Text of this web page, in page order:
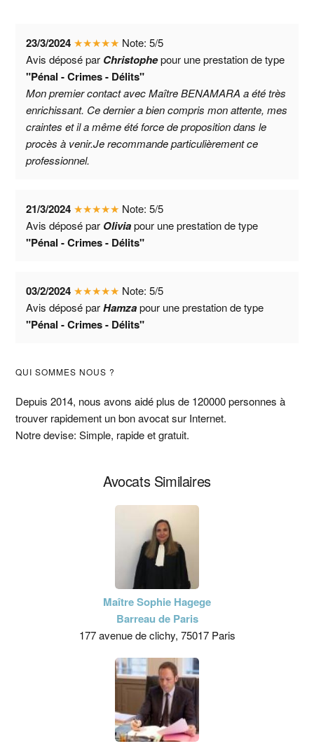
23/3/2024 ★★★★★ Note:5/5
Avis déposé par Christophepour une prestation de type
"Pénal - Crimes - Délits"
Mon premier contact avec Maître BENAMARA a été très
enrichissant. Ce dernier a bien compris mon attente, mes
craintes et il a même été force de proposition dans le
procès à venir.Je recommande particulièrement ce
professionnel.
21/3/2024 ★★★★★ Note:5/5
Avis déposé par Oliviapour une prestation de type
"Pénal - Crimes - Délits"
03/2/2024 ★★★★★ Note:5/5
Avis déposé parHamzapour une prestation de type
"Pénal - Crimes - Délits"
Barre
latérale
principale
QUI SOMMES NOUS ?
Depuis 2014, nous avons aidé plus de 120000 personnes à
trouver rapidement un bon avocat sur Internet.
Notre devise: Simple, rapide et gratuit.
Avocats Similaires
Maître Sophie Hagege
Barreau de Paris
177 avenue de clichy, 75017 Paris